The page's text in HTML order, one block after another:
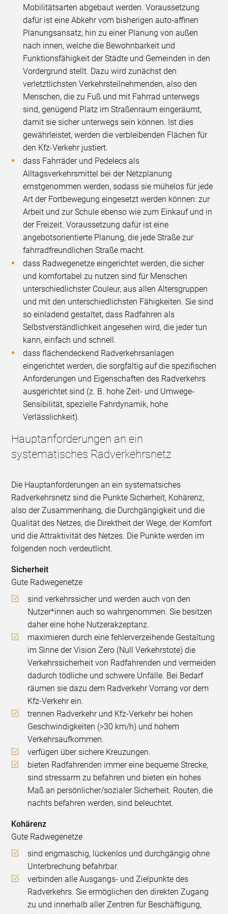
Mobilitätsarten abgebaut werden. Voraussetzung
dafür ist eine Abkehr vom bisherigen auto-affinen
Planungsansatz, hin zu einer Planung von außen
nach innen, welche die Bewohnbarkeit und
Funktionsfähigkeit der Städte und Gemeinden in den
Vordergrund stellt. Dazu wird zunächst den
verletztlichsten Verkehrsteilnehmenden, also den
Menschen, die zu Fuß und mit Fahrrad unterwegs
sind, genügend Platz im Straßenraum eingeräumt,
damit sie sicher unterwegs sein können. Ist dies
gewährleistet, werden die verbleibenden Flächen für
den Kfz-Verkehr justiert.
dass Fahrräder und Pedelecs als
Alltagsverkehrsmittel bei der Netzplanung
ernstgenommen werden, sodass sie mühelos für jede
Art der Fortbewegung eingesetzt werden können: zur
Arbeit und zur Schule ebenso wie zum Einkauf und in
der Freizeit. Voraussetzung dafür ist eine
angebotsorientierte Planung, die jede Straße zur
fahrradfreundlichen Straße macht.
dass Radwegenetze eingerichtet werden, die sicher
und komfortabel zu nutzen sind für Menschen
unterschiedlichster Couleur, aus allen Altersgruppen
und mit den unterschiedlichsten Fähigkeiten. Sie sind
so einladend gestaltet, dass Radfahren als
Selbstverständlichkeit angesehen wird, die jeder tun
kann, einfach und schnell.
dass flächendeckend Radverkehrsanlagen
eingerichtet werden, die sorgfältig auf die spezifischen
Anforderungen und Eigenschaften des Radverkehrs
ausgerichtet sind (z. B. hohe Zeit- und Umwege-
Sensibilität, spezielle Fahrdynamik, hohe
Verlässlichkeit).
Hauptanforderungen an ein
systematisches Radverkehrsnetz
Die Hauptanforderungen an ein systematsiches
Radverkehrsnetz sind die Punkte Sicherheit, Kohärenz,
also der Zusammenhang, die Durchgängigkeit und die
Qualität des Netzes, die Direktheit der Wege, der Komfort
und die Attraktivität des Netzes. Die Punkte werden im
folgenden noch verdeutlicht.
Sicherheit
Gute Radwegenetze
sind verkehrssicher und werden auch von den
Nutzer*innen auch so wahrgenommen. Sie besitzen
daher eine hohe Nutzerakzeptanz.
maximieren durch eine fehlerverzeihende Gestaltung
im Sinne der Vision Zero (Null Verkehrstote) die
Verkehrssicherheit von Radfahrenden und vermeiden
dadurch tödliche und schwere Unfälle. Bei Bedarf
räumen sie dazu dem Radverkehr Vorrang vor dem
Kfz-Verkehr ein.
trennen Radverkehr und Kfz-Verkehr bei hohen
Geschwindigkeiten (>30 km/h) und hohem
Verkehrsaufkommen.
verfügen über sichere Kreuzungen.
bieten Radfahrenden immer eine bequeme Strecke,
sind stressarm zu befahren und bieten ein hohes
Maß an persönlicher/sozialer Sicherheit. Routen, die
nachts befahren werden, sind beleuchtet.
Kohärenz
Gute Radwegenetze
sind engmaschig, lückenlos und durchgängig ohne
Unterbrechung befahrbar.
verbinden alle Ausgangs- und Zielpunkte des
Radverkehrs. Sie ermöglichen den direkten Zugang
zu und innerhalb aller Zentren für Beschäftigung,